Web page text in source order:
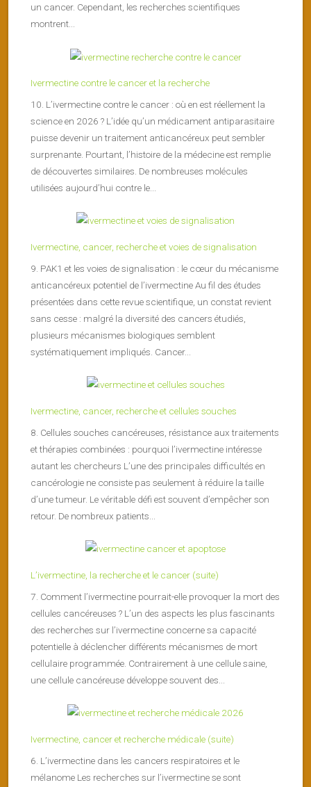
un cancer. Cependant, les recherches scientifiques
montrent...
Ivermectine contre le cancer et la recherche
10. L’ivermectine contre le cancer : où en est réellement la
science en 2026 ? L’idée qu’un médicament antiparasitaire
puisse devenir un traitement anticancéreux peut sembler
surprenante. Pourtant, l’histoire de la médecine est remplie
de découvertes similaires. De nombreuses molécules
utilisées aujourd’hui contre le...
Ivermectine, cancer, recherche et voies de signalisation
9. PAK1 et les voies de signalisation : le cœur du mécanisme
anticancéreux potentiel de l’ivermectine Au fil des études
présentées dans cette revue scientifique, un constat revient
sans cesse : malgré la diversité des cancers étudiés,
plusieurs mécanismes biologiques semblent
systématiquement impliqués. Cancer...
Ivermectine, cancer, recherche et cellules souches
8. Cellules souches cancéreuses, résistance aux traitements
et thérapies combinées : pourquoi l’ivermectine intéresse
autant les chercheurs L’une des principales difficultés en
cancérologie ne consiste pas seulement à réduire la taille
d’une tumeur. Le véritable défi est souvent d’empêcher son
retour. De nombreux patients...
L’ivermectine, la recherche et le cancer (suite)
7. Comment l’ivermectine pourrait-elle provoquer la mort des
cellules cancéreuses ? L’un des aspects les plus fascinants
des recherches sur l’ivermectine concerne sa capacité
potentielle à déclencher différents mécanismes de mort
cellulaire programmée. Contrairement à une cellule saine,
une cellule cancéreuse développe souvent des...
Ivermectine, cancer et recherche médicale (suite)
6. L’ivermectine dans les cancers respiratoires et le
mélanome Les recherches sur l’ivermectine se sont